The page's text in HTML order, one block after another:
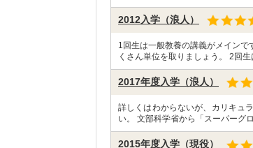
2012入学（浪人）
1回生は一般教養の講義がメイン
くさん単位を取りましょう。 2回
2017年度入学（浪人）
詳しくはわからないが、カリキュ
い。 文部科学省から「スーパーグ
2015年度入学（現役）